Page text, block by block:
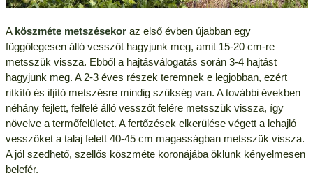
A köszméte metszésekoraz első évben újabban egy
függőlegesen álló vesszőt hagyjunk meg, amit 15-20 cm-re
metsszük vissza. Ebből a hajtásválogatás során 3-4 hajtást
hagyjunk meg. A 2-3 éves részek teremnek e legjobban, ezért
ritkító és ifjító metszésre mindig szükség van. A további években
néhány fejlett, felfelé álló vesszőt felére metsszük vissza, így
növelve a termőfelületet. A fertőzések elkerülése végett a lehajló
vesszőket a talaj felett 40-45 cm magasságban metsszük vissza.
A jól szedhető, szellős köszméte koronájába öklünk kényelmesen
belefér.